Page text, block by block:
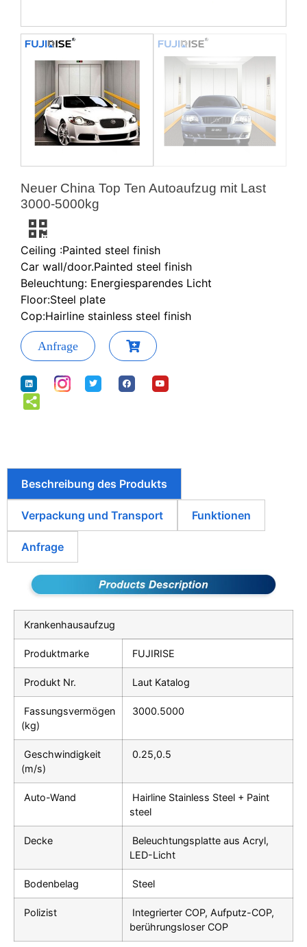
Neuer China Top Ten Autoaufzug mit Last
3000-5000kg
Ceiling :Painted steel finish
Car wall/door.Painted steel finish
Beleuchtung: Energiesparendes Licht
Floor:Steel plate
Cop:Hairline stainless steel finish
Anfrage
Beschreibung des Produkts
Verpackung und Transport Funktionen
Anfrage
Krankenhausaufzug
Produktmarke FUJIRISE
Produkt Nr. Laut Katalog
Fassungsvermögen
(kg)
3000.5000
Geschwindigkeit
(m/s)
0.25,0.5
Auto-Wand
Hairline Stainless Steel + Paint
steel
Decke
Beleuchtungsplatte aus Acryl,
LED-Licht
Bodenbelag Steel
Polizist
Integrierter COP, Aufputz-COP,
berührungsloser COP